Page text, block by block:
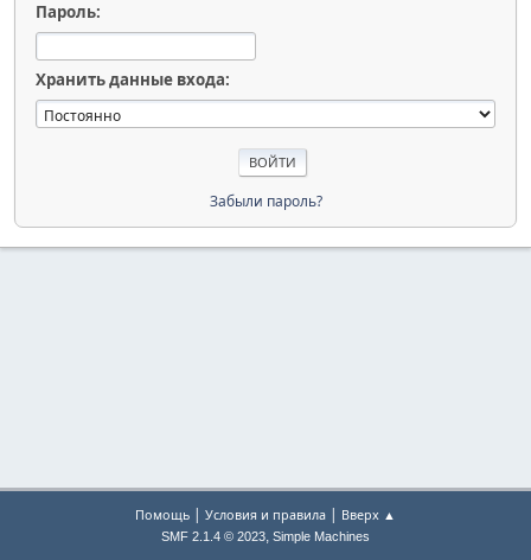
Пароль:
Хранить данные входа:
Забыли пароль?
Помощь | Условия и правила | Вверх ▲
SMF 2.1.4 © 2023, Simple Machines